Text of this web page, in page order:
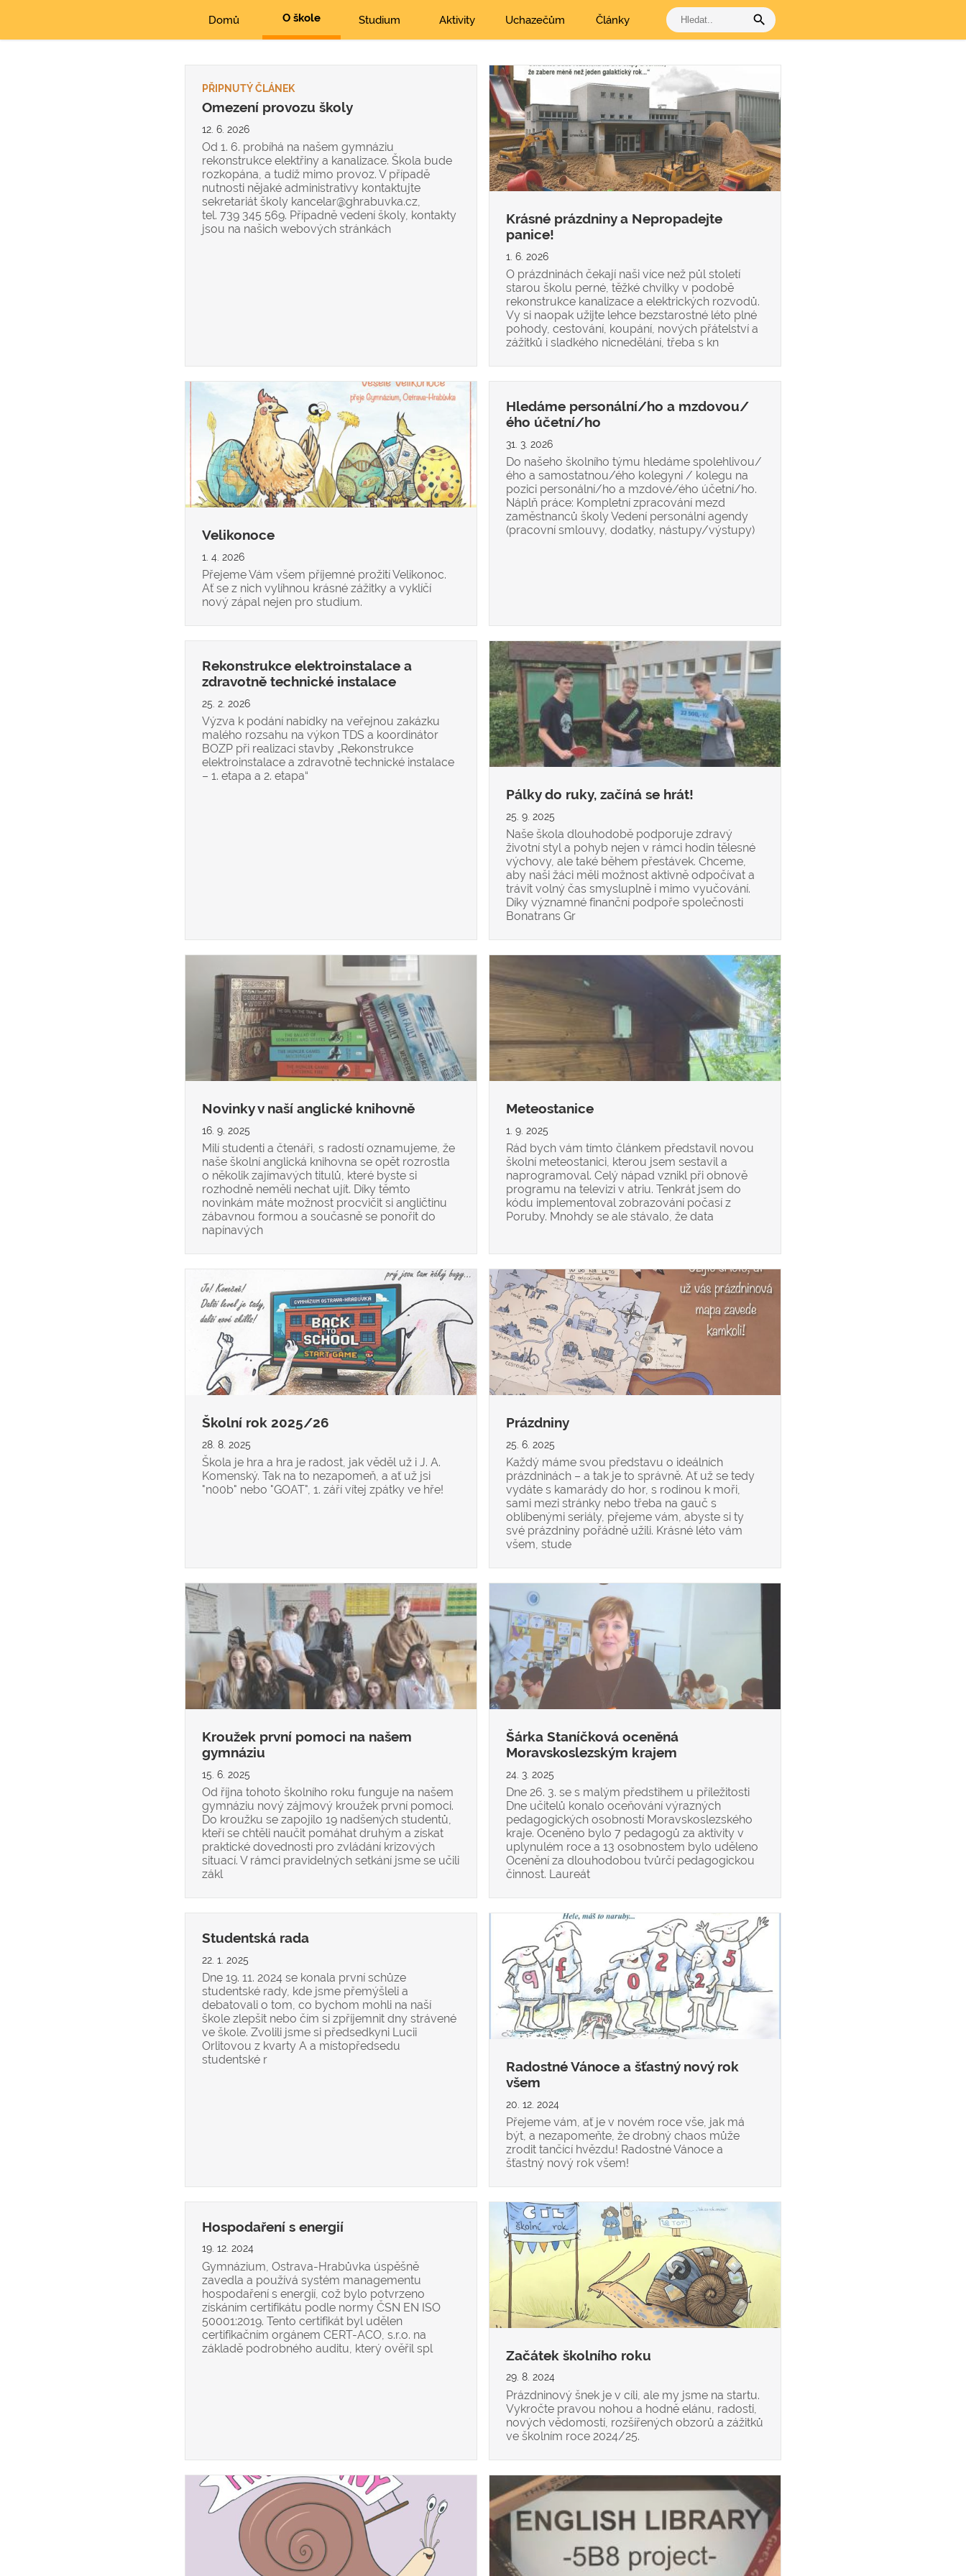
Domů O škole Studium Aktivity Uchazečům Články search
PŘIPNUTÝ ČLÁNEK
Omezení provozu školy
12. 6. 2026
Od 1. 6. probíhá na našem gymnáziu
rekonstrukce elektřiny a kanalizace. Škola bude
rozkopána, a tudíž mimo provoz. V případě
nutnosti nějaké administrativy kontaktujte
sekretariát školy kancelar@ghrabuvka.cz,
tel. 739 345 569. Případně vedení školy, kontakty
jsou na našich webových stránkách
Krásné prázdniny a Nepropadejte
panice!
1. 6. 2026
O prázdninách čekají naši více než půl století
starou školu perné, těžké chvilky v podobě
rekonstrukce kanalizace a elektrických rozvodů.
Vy si naopak užijte lehce bezstarostné léto plné
pohody, cestování, koupání, nových přátelství a
zážitků i sladkého nicnedělání, třeba s kn
Velikonoce
1. 4. 2026
Přejeme Vám všem příjemné prožití Velikonoc.
Ať se z nich vylíhnou krásné zážitky a vyklíčí
nový zápal nejen pro studium.
Hledáme personální/ho a mzdovou/
ého účetní/ho
31. 3. 2026
Do našeho školního týmu hledáme spolehlivou/
ého a samostatnou/ého kolegyni / kolegu na
pozici personální/ho a mzdové/ého účetní/ho.
Náplň práce: Kompletní zpracování mezd
zaměstnanců školy Vedení personální agendy
(pracovní smlouvy, dodatky, nástupy/výstupy)
Rekonstrukce elektroinstalace a
zdravotně technické instalace
25. 2. 2026
Výzva k podání nabídky na veřejnou zakázku
malého rozsahu na výkon TDS a koordinátor
BOZP při realizaci stavby „Rekonstrukce
elektroinstalace a zdravotně technické instalace
– 1. etapa a 2. etapa“
Pálky do ruky, začíná se hrát!
25. 9. 2025
Naše škola dlouhodobě podporuje zdravý
životní styl a pohyb nejen v rámci hodin tělesné
výchovy, ale také během přestávek. Chceme,
aby naši žáci měli možnost aktivně odpočívat a
trávit volný čas smysluplně i mimo vyučování.
Díky významné finanční podpoře společnosti
Bonatrans Gr
Novinky v naší anglické knihovně
16. 9. 2025
Milí studenti a čtenáři, s radostí oznamujeme, že
naše školní anglická knihovna se opět rozrostla
o několik zajímavých titulů, které byste si
rozhodně neměli nechat ujít. Díky těmto
novinkám máte možnost procvičit si angličtinu
zábavnou formou a současně se ponořit do
napínavých
Meteostanice
1. 9. 2025
Rád bych vám tímto článkem představil novou
školní meteostanici, kterou jsem sestavil a
naprogramoval. Celý nápad vznikl při obnově
programu na televizi v atriu. Tenkrát jsem do
kódu implementoval zobrazování počasí z
Poruby. Mnohdy se ale stávalo, že data
Školní rok 2025/26
28. 8. 2025
Škola je hra a hra je radost, jak věděl už i J. A.
Komenský. Tak na to nezapomeň, a ať už jsi
"n00b" nebo "GOAT", 1. září vítej zpátky ve hře!
Prázdniny
25. 6. 2025
Každý máme svou představu o ideálních
prázdninách – a tak je to správně. Ať už se tedy
vydáte s kamarády do hor, s rodinou k moři,
sami mezi stránky nebo třeba na gauč s
oblíbenými seriály, přejeme vám, abyste si ty
své prázdniny pořádně užili. Krásné léto vám
všem, stude
Kroužek první pomoci na našem
gymnáziu
15. 6. 2025
Od října tohoto školního roku funguje na našem
gymnáziu nový zájmový kroužek první pomoci.
Do kroužku se zapojilo 19 nadšených studentů,
kteří se chtěli naučit pomáhat druhým a získat
praktické dovednosti pro zvládání krizových
situací. V rámci pravidelných setkání jsme se učili
zákl
Šárka Staníčková oceněná
Moravskoslezským krajem
24. 3. 2025
Dne 26. 3. se s malým předstihem u příležitosti
Dne učitelů konalo oceňování výrazných
pedagogických osobností Moravskoslezského
kraje. Oceněno bylo 7 pedagogů za aktivity v
uplynulém roce a 13 osobnostem bylo uděleno
Ocenění za dlouhodobou tvůrčí pedagogickou
činnost. Laureát
Studentská rada
22. 1. 2025
Dne 19. 11. 2024 se konala první schůze
studentské rady, kde jsme přemýšleli a
debatovali o tom, co bychom mohli na naší
škole zlepšit nebo čím si zpříjemnit dny strávené
ve škole. Zvolili jsme si předsedkyni Lucii
Orlitovou z kvarty A a místopředsedu
studentské r
Radostné Vánoce a šťastný nový rok
všem
20. 12. 2024
Přejeme vám, ať je v novém roce vše, jak má
být, a nezapomeňte, že drobný chaos může
zrodit tančící hvězdu! Radostné Vánoce a
šťastný nový rok všem!
Hospodaření s energií
19. 12. 2024
Gymnázium, Ostrava-Hrabůvka úspěšně
zavedla a používá systém managementu
hospodaření s energií, což bylo potvrzeno
získáním certifikátu podle normy ČSN EN ISO
50001:2019. Tento certifikát byl udělen
certifikačním orgánem CERT-ACO, s.r.o. na
základě podrobného auditu, který ověřil spl
Začátek školního roku
29. 8. 2024
Prázdninový šnek je v cíli, ale my jsme na startu.
Vykročte pravou nohou a hodně elánu, radosti,
nových vědomostí, rozšířených obzorů a zážitků
ve školním roce 2024/25.